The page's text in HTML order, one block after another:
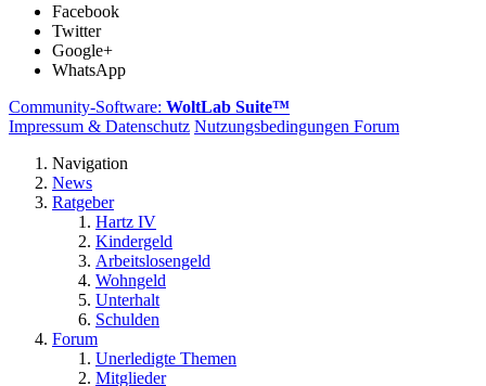
Facebook
Twitter
Google+
WhatsApp
Community-Software: WoltLab Suite™
Impressum & Datenschutz Nutzungsbedingungen Forum
Navigation
News
Ratgeber
Hartz IV
Kindergeld
Arbeitslosengeld
Wohngeld
Unterhalt
Schulden
Forum
Unerledigte Themen
Mitglieder